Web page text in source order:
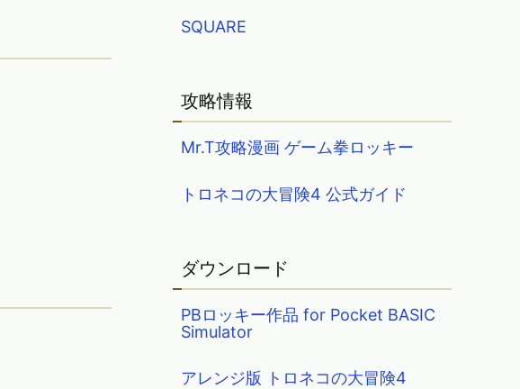
SQUARE
攻略情報
Mr.T攻略漫画 ゲーム拳ロッキー
トロネコの大冒険4 公式ガイド
ダウンロード
PBロッキー作品 for Pocket BASIC
Simulator
アレンジ版 トロネコの大冒険4